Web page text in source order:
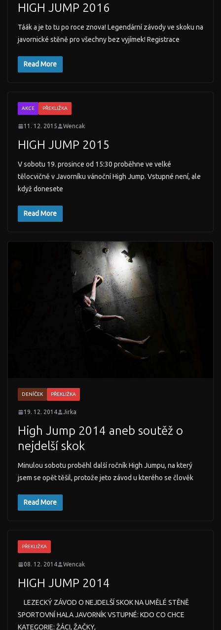
HIGH JUMP 2016
Táák a je to tu po roce znova! Legendární závody ve skoku na
javornické stěně pro všechny bez vyjímek! Registrace
Read More
AKCE PŘEKLIŽKA
11. 12. 2015 Wencak
HIGH JUMP 2015
V sobotu 19. prosince od 15:30 proběhne ve velké
tělocvičně v Javorníku vánoční High Jump. Vstupné není, ale
když donesete
Read More
DENÍČEK PŘEKLIŽKA
19. 12. 2014 Jirka
High Jump 2014 aneb soutěž o
nejdelší skok
Minulou sobotu proběhl další ročník High Jumpu, na který
jsem se opět těšil, protože jeto závod u kterého se člověk
Read More
PŘEKLIŽKA
08. 12. 2014 Wencak
HIGH JUMP 2014
LEZECKÝ ZÁVOD O NEJDELŠÍ SKOK NA UMĚLÉ STĚNĚ
SPORTOVNÍ HALA JAVORNÍK VSTUPNÉ: KDO CO CHCE
KATEGORIE: ŽÁCI, ŽAČKY,